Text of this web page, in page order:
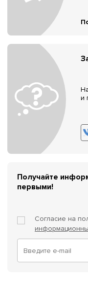
и
Получайте
первыми!
Согласие на